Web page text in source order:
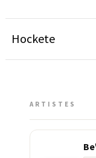
Hockete
ARTISTES